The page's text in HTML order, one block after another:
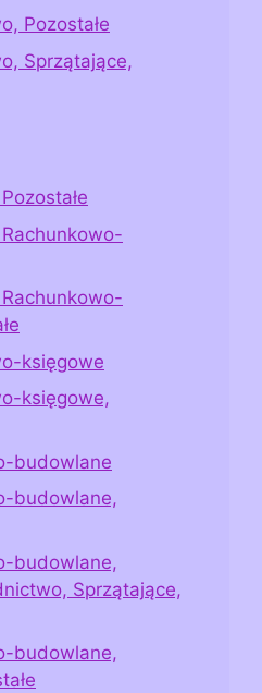
Pozostałe
Sprzątające,
księgowe
księgowe,
budowlane
budowlane,
budowlane,
Sprzątające,
budowlane,